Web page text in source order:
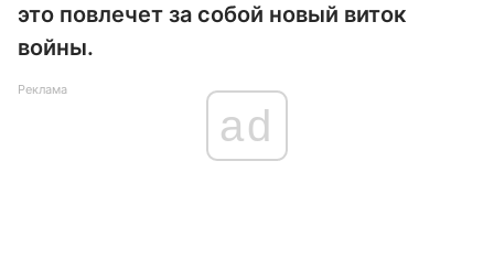
это повлечет за собой новый виток
войны.
Реклама
ad